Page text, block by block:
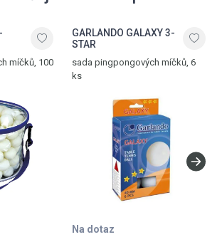
míčků, 100
GARLANDO GALAXY 3-
STAR
sada pingpongových míčků, 6
ks
Na dotaz